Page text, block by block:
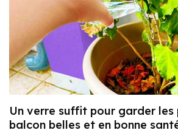
Un verre suffit pour garder les
balcon belles et en bonne